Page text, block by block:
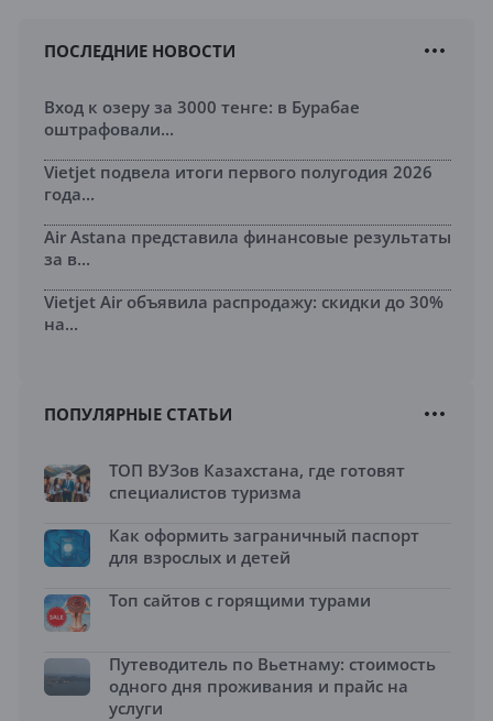
ПОСЛЕДНИЕ НОВОСТИ
Вход к озеру за 3000 тенге: в Бурабае
оштрафовали...
Vietjet подвела итоги первого полугодия 2026
года...
Air Astana представила финансовые результаты
за в...
Vietjet Air объявила распродажу: скидки до 30%
на...
ПОПУЛЯРНЫЕ СТАТЬИ
ТОП ВУЗов Казахстана, где готовят
специалистов туризма
Как оформить заграничный паспорт
для взрослых и детей
Топ сайтов с горящими турами
Путеводитель по Вьетнаму: стоимость
одного дня проживания и прайс на
услуги